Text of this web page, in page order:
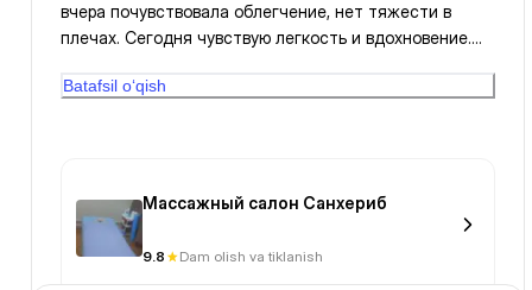
вчера почувствовала облегчение, нет тяжести в
плечах. Сегодня чувствую легкость и вдохновение.
Batafsil o‘qish
Массажный салон Санхериб
9.8 Dam olish va tiklanish